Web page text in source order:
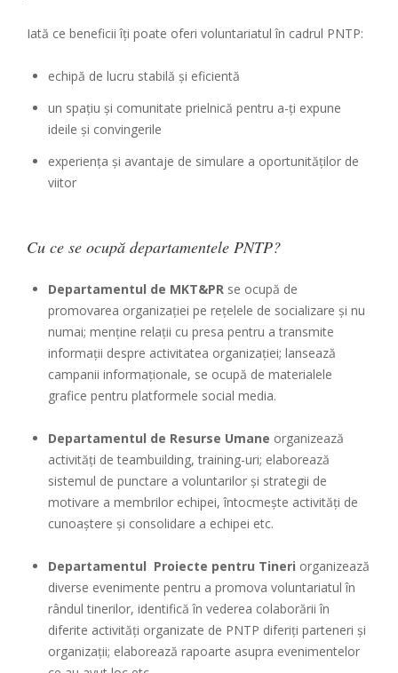
Iată ce beneficii îți poate oferi voluntariatul în cadrul PNTP:
echipă de lucru stabilă și eficientă
un spațiu și comunitate prielnică pentru a-ți expune
ideile și convingerile
experiența și avantaje de simulare a oportunităților de
viitor
Cu ce se ocupă departamentele PNTP?
Departamentul de MKT&PR se ocupă de
promovarea organizației pe rețelele de socializare și nu
numai; menține relații cu presa pentru a transmite
informații despre activitatea organizației; lansează
campanii informaționale, se ocupă de materialele
grafice pentru platformele social media.
Departamentul de Resurse Umane organizează
activități de teambuilding, training-uri; elaborează
sistemul de punctare a voluntarilor și strategii de
motivare a membrilor echipei, întocmește activități de
cunoaștere și consolidare a echipei etc.
Departamentul Proiecte pentru Tineri organizează
diverse evenimente pentru a promova voluntariatul în
rândul tinerilor, identifică în vederea colaborării în
diferite activități organizate de PNTP diferiți parteneri și
organizații; elaborează rapoarte asupra evenimentelor